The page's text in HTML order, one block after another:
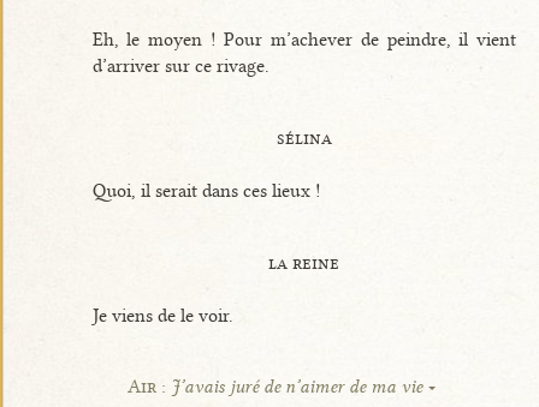
Eh, le moyen ! Pour m’achever de peindre, il vient
d’arriver sur ce rivage.
sélina
Quoi, il serait dans ces lieux !
la reine
Je viens de le voir.
Air : J’avais juré de n’aimer de ma vie